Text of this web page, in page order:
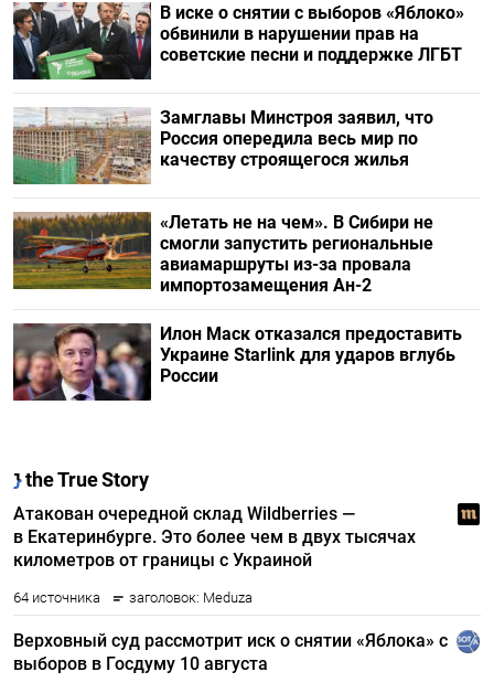
В иске о снятии с выборов «Яблоко»
обвинили в нарушении прав на
советские песни и поддержке ЛГБТ
Замглавы Минстроя заявил, что
Россия опередила весь мир по
качеству строящегося жилья
«Летать не на чем». В Сибири не
смогли запустить региональные
авиамаршруты из-за провала
импортозамещения Ан-2
Илон Маск отказался предоставить
Украине Starlink для ударов вглубь
России